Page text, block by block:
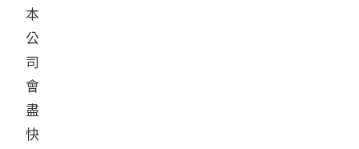
本
公
司
會
盡
快